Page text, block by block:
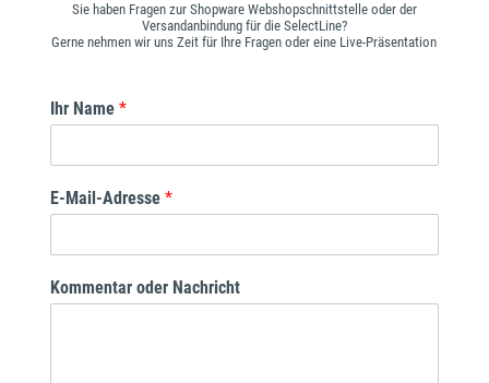
Sie haben Fragen zur Shopware Webshopschnittstelle oder der
Versandanbindung für die SelectLine?
Gerne nehmen wir uns Zeit für Ihre Fragen oder eine Live-Präsentation
Ihr Name *
E-Mail-Adresse *
Kommentar oder Nachricht